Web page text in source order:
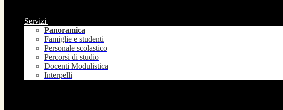
Servizi
Panoramica
Famiglie e studenti
Personale scolastico
Percorsi di studio
Docenti Modulistica
Interpelli